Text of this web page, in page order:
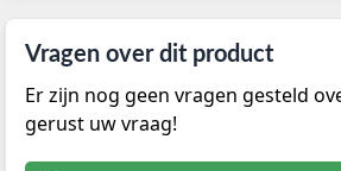
Vragen over dit product
Er zijn nog geen vragen gesteld
gerust uw vraag!